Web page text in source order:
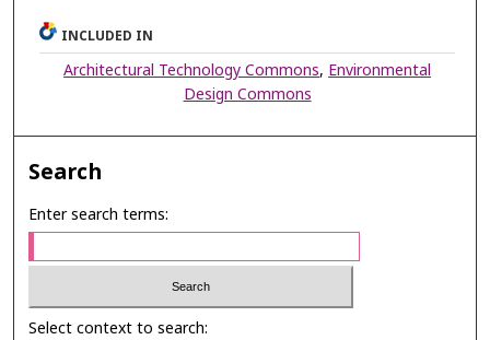
INCLUDED IN
Architectural Technology Commons, Environmental
Design Commons
Search
Enter search terms:
Select context to search: